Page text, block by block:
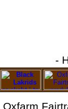
-
Oxfarm